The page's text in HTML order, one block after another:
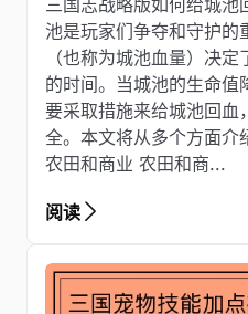
池是玩家们争夺和守护的
（也称为城池血量）决
的时间。当城池的生命值
要采取措施来给城池回血
全。本文将从多个方面介
农田和商业 农田和商...
阅读